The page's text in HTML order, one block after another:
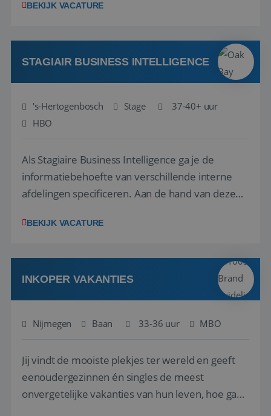
vakantiegangers de meest prachtige plekjes op
werken: of het nu gaat om vragen ...
BEKIJK VACATURE
STAGIAIR BUSINESS INTELLIGENCE
's-Hertogenbosch Stage
37-40+ uur
HBO
Als Stagiaire Business Intelligence ga je de
informatiebehoefte van verschillende interne
afdelingen specificeren. Aan de hand van deze
adviezen, rapportages en dashboards
producten ontwikkel je door middel van de data
uit ons datawa...
BEKIJK VACATURE
INKOPER VAKANTIES
Nijmegen Baan 33-36 uur MBO
Jij vindt de mooiste plekjes ter wereld en geeft
eenoudergezinnen én singles de meest
onvergetelijke vakanties van hun leven, hoe gaaf